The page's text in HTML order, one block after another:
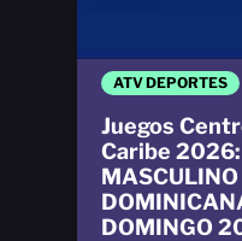
ATV DEPORTES
Juegos
Caribe 2026:
DOMINGO